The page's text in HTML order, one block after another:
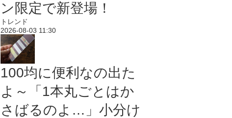
ン限定で新登場！
トレンド
2026-08-03 11:30
100均に便利なの出た
よ～「1本丸ごとはか
さばるのよ…」小分け